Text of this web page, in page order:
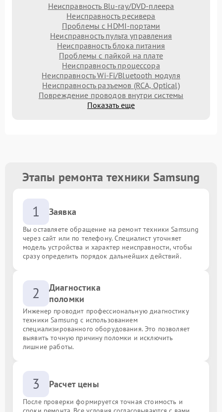
Неисправность Blu-ray/DVD-плеера
Неисправность ресивера
Проблемы с HDMI-портами
Неисправность пульта управления
Неисправность блока питания
Проблемы с пайкой на плате
Неисправность процессора
Неисправность Wi-Fi/Bluetooth модуля
Неисправность разъемов (RCA, Optical)
Повреждение проводов внутри системы
Показать еще
Этапы ремонта техники Samsung
1 Заявка
Вы оставляете обращение на ремонт техники Samsung
через сайт или по телефону. Специалист уточняет
модель устройства и характер неисправности, чтобы
сразу определить порядок дальнейших действий.
2
Диагностика
поломки
Инженер проводит профессиональную диагностику
техники Samsung с использованием
специализированного оборудования. Это позволяет
выявить точную причину поломки и исключить
лишние работы.
3 Расчет цены
После проверки формируется точная стоимость и